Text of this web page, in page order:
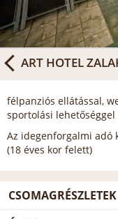
ART HOTEL
félpanziós ellátással,
sportolási lehetőséggel
Az idegenforgalmi adó
(18 éves kor felett)
CSOMAGRÉSZLETEK